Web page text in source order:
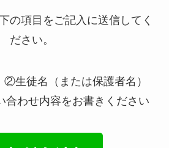
の項目をご記入に送信してく
ださい。
徒名（または保護者名）
せ内容をお書きください